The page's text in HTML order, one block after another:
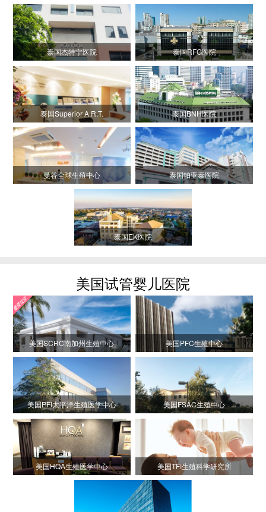
泰国杰特宁医院 泰国RFG医院
泰国Superior A.R.T. 泰国BNH医院
曼谷全球生殖中心 泰国帕亚泰医院
泰国EK医院
美国试管婴儿医院
美国SCRC南加州生殖中心 美国PFC生殖中心
美国PFI太平洋生殖医学中心 美国FSAC生殖中心
美国HQA生殖医学中心 美国TFI生殖科学研究所